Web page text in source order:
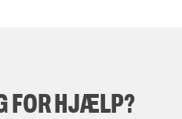
FOR HJÆLP?